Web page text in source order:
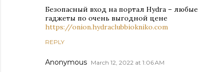
Безопасный вход на портал Hydra – любые
гаджеты по очень выгодной цене
https://onion.hydraclubbiokniko.com
REPLY
Anonymous March 12, 2022 at 1:06 AM